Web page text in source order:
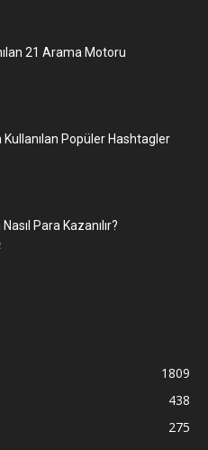
21 Arama Motoru
Kullanılan Popüler Hashtagler
Para Kazanılır?
1809
438
275